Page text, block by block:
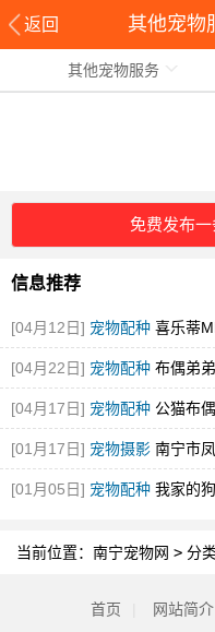
返回 其他宠物
其他宠物服务
免费发布
信息推荐
[04月12日] 宠物配种 喜乐蒂
[04月22日] 宠物配种 布偶弟
[04月17日] 宠物配种 公猫布
[01月17日] 宠物摄影 南宁市
影艺术节[图]
[01月05日] 宠物配种 我家的
当前位置： 南宁宠物网 > 分
首页 网站简介